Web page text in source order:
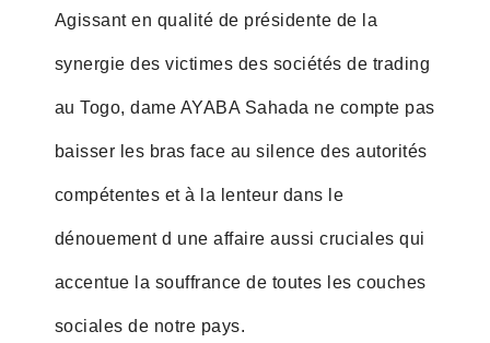
Agissant en qualité de présidente de la
synergie des victimes des sociétés de trading
au Togo, dame AYABA Sahada ne compte pas
baisser les bras face au silence des autorités
compétentes et à la lenteur dans le
dénouement d une affaire aussi cruciales qui
accentue la souffrance de toutes les couches
sociales de notre pays.